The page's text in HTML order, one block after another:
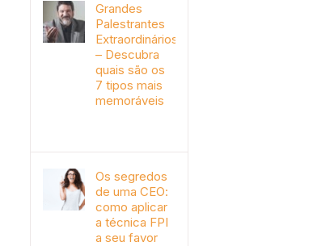
Grandes
Palestrantes
Extraordinários
– Descubra
quais são os
7 tipos mais
memoráveis
Os segredos
de uma CEO:
como aplicar
a técnica FPI
a seu favor